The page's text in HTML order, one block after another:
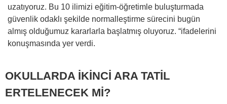
uzatıyoruz. Bu 10 ilimizi eğitim-öğretimle buluşturmada
güvenlik odaklı şekilde normalleştirme sürecini bugün
almış olduğumuz kararlarla başlatmış oluyoruz. “ifadelerini
konuşmasında yer verdi.
OKULLARDA İKİNCİ ARA TATİL
ERTELENECEK Mİ?